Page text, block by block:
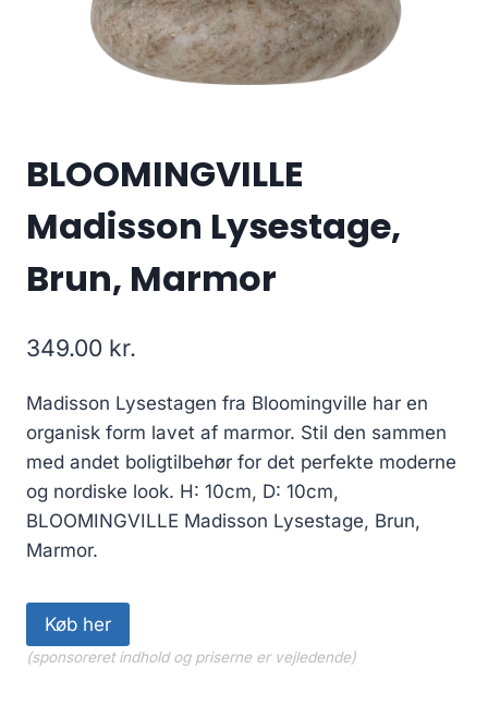
BLOOMINGVILLE
Madisson Lysestage,
Brun, Marmor
349.00 kr.
Madisson Lysestagen fra Bloomingville har en
organisk form lavet af marmor. Stil den sammen
med andet boligtilbehør for det perfekte moderne
og nordiske look. H: 10cm, D: 10cm,
BLOOMINGVILLE Madisson Lysestage, Brun,
Marmor.
Køb her
(sponsoreret indhold og priserne er vejledende)